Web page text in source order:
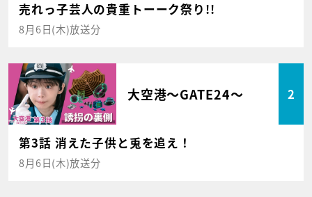
売れっ子芸人の貴重トーーク祭り!!
8月6日(木)放送分
大空港～GATE24～ 2
第3話 消えた子供と兎を追え！
8月6日(木)放送分